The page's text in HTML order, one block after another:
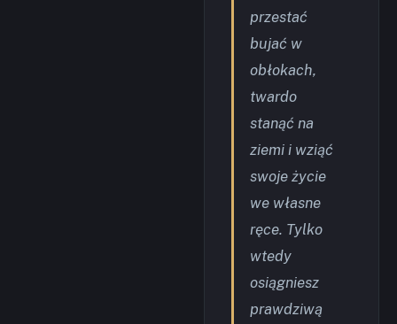
przestać
bujać w
obłokach,
twardo
stanąć na
ziemi i wziąć
swoje życie
we własne
ręce. Tylko
wtedy
osiągniesz
prawdziwą